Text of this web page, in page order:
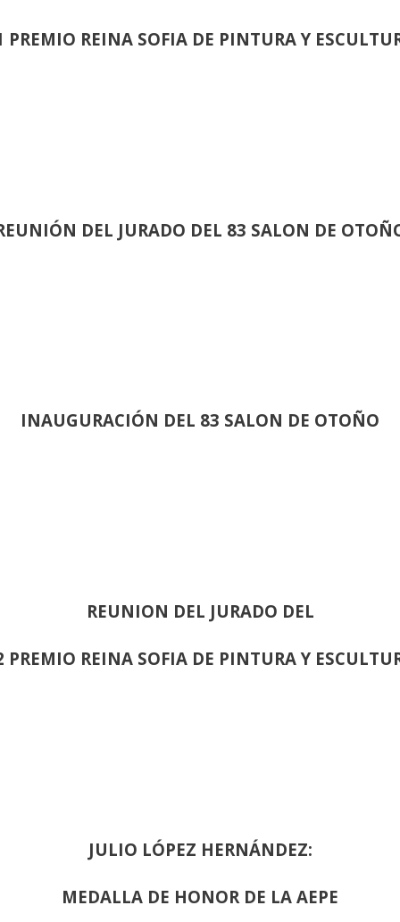
PREMIO REINA SOFIA DE PINTURA Y
DEL JURADO DEL 83 SALON DE
INAUGURACIÓN DEL 83 SALON DE OTOÑO
REUNION DEL JURADO DEL
PREMIO REINA SOFIA DE PINTURA Y
JULIO LÓPEZ HERNÁNDEZ:
MEDALLA DE HONOR DE LA AEPE